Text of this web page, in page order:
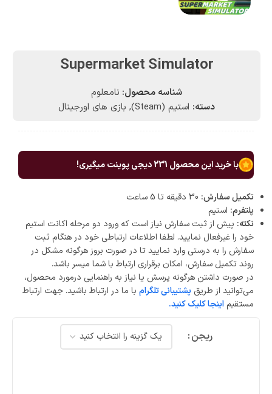
Supermarket Simulator
شناسه محصول: نامعلوم
دسته: استیم (Steam) , بازی های اورجینال
با خرید این محصول 231دیجی پوینت میگیری!
تکمیل سفارش:
پلتفرم: استیم
نکته: پیش از ثبت سفارش نیاز است که ورود دو مرحله اکانت استیم
خود را غیرفعال نمایید. لطفا اطلاعات ارتباطی خود در هنگام ثبت
سفارش را به درستی وارد نمایید تا در صورت بروز هرگونه مشکل در
روند تکمیل سفارش، امکان برقراری ارتباط با شما میسر باشد.
در صورت داشتن هرگونه پرسش یا نیاز به راهنمایی درمورد محصول،
می‌توانید از طریق پشتیبانی تلگرام با ما در ارتباط باشید. جهت ارتباط
مستقیم اینجا کلیک کنید.
ریجن